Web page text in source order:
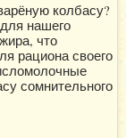
колбасу?
нашего
что
рациона своего
сомнительного